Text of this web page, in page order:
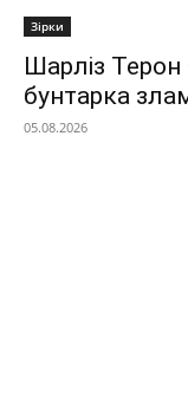
Зірки
Шарліз
бунтарка
05.08.2026